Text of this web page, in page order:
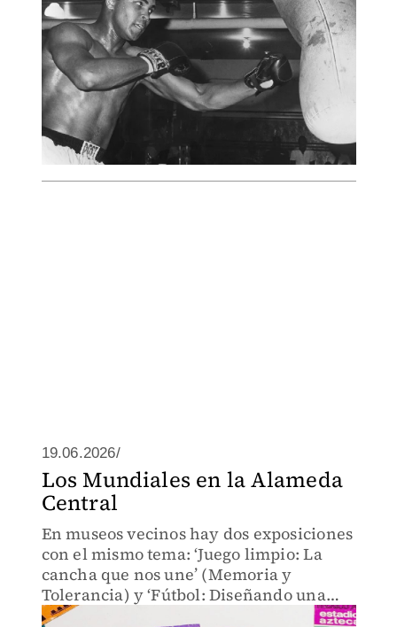
19.06.2026/
Los Mundiales en la Alameda
Central
En museos vecinos hay dos exposiciones
con el mismo tema: ‘Juego limpio: La
cancha que nos une’ (Memoria y
Tolerancia) y ‘Fútbol: Diseñando una
pasión’ (Franz Mayer).